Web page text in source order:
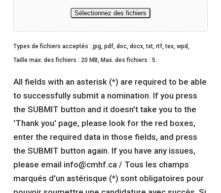
Sélectionnez des fichiers
Types de fichiers acceptés : jpg, pdf, doc, docx, txt, rtf, tex, wpd,
Taille max. des fichiers : 20 MB, Max. des fichiers : 5.
All fields with an asterisk (*) are required to be able
to successfully submit a nomination. If you press
the SUBMIT button and it doesn't take you to the
'Thank you' page, please look for the red boxes,
enter the required data in those fields, and press
the SUBMIT button again. If you have any issues,
please email info@cmhf.ca / Tous les champs
marqués d'un astérisque (*) sont obligatoires pour